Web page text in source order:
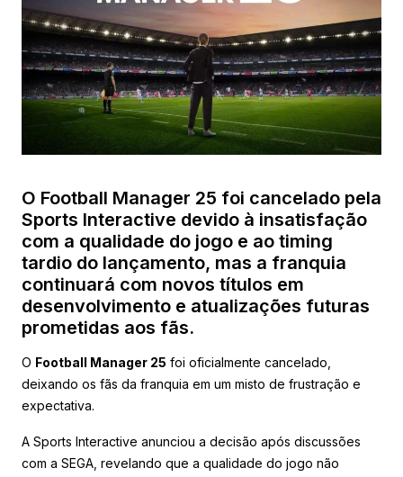
O Football Manager 25 foi cancelado pela
Sports Interactive devido à insatisfação
com a qualidade do jogo e ao timing
tardio do lançamento, mas a franquia
continuará com novos títulos em
desenvolvimento e atualizações futuras
prometidas aos fãs.
O Football Manager 25 foi oficialmente cancelado,
deixando os fãs da franquia em um misto de frustração e
expectativa.
A Sports Interactive anunciou a decisão após discussões
com a SEGA, revelando que a qualidade do jogo não